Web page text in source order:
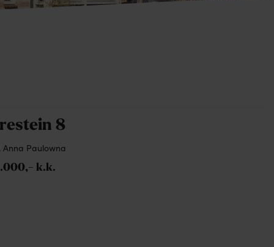
8
Anna Paulowna
k.k.